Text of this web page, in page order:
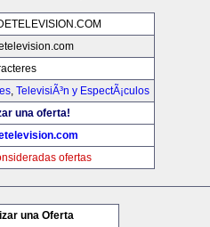
, TelevisiÃ³n y EspectÃ¡culos
una oferta!
ofertas
una Oferta